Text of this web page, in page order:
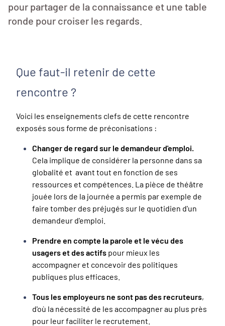
pour partager de la connaissance et une table
ronde pour croiser les regards.
Que faut-il retenir de cette
rencontre ?
Voici les enseignements clefs de cette rencontre
exposés sous forme de préconisations :
Changer de regard sur le demandeur d'emploi.
Cela implique de considérer la personne dans sa
globalité et avant tout en fonction de ses
ressources et compétences. La pièce de théâtre
jouée lors de la journée a permis par exemple de
faire tomber des préjugés sur le quotidien d'un
demandeur d'emploi.
Prendre en compte la parole et le vécu des
usagers et des actifs pour mieux les
accompagner et concevoir des politiques
publiques plus efficaces.
Tous les employeurs ne sont pas des recruteurs,
d'où la nécessité de les accompagner au plus près
pour leur faciliter le recrutement.